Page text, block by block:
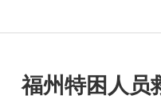
福州特困人员